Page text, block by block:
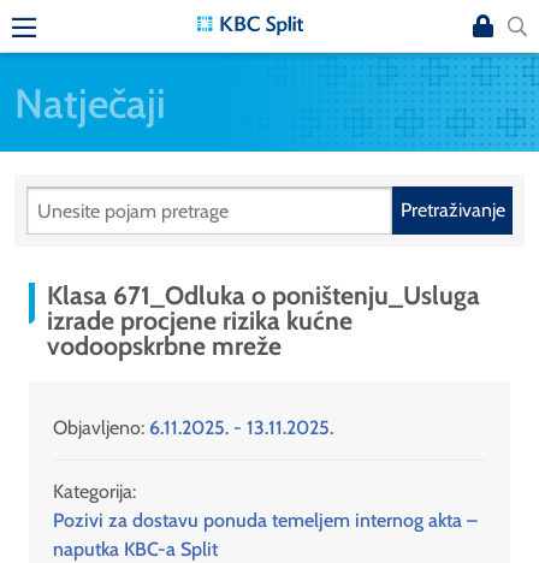
Natječaji
Pretraživanje
Klasa 671_Odluka o poništenju_Usluga
izrade procjene rizika kućne
vodoopskrbne mreže
Objavljeno: 6.11.2025. - 13.11.2025.
Kategorija:
Pozivi za dostavu ponuda temeljem internog akta –
naputka KBC-a Split